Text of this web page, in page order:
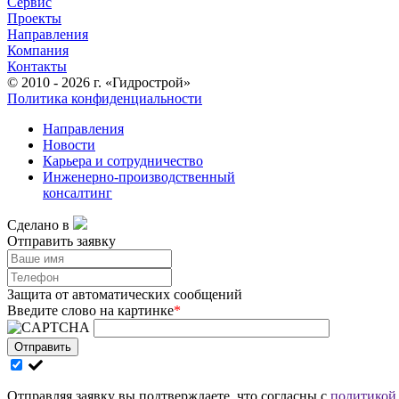
Проекты
Направления
Компания
Контакты
© 2010 - 2026 г. «Гидрострой»
Политика конфиденциальности
Направления
Новости
Карьера и сотрудничество
Инженерно-производственный
консалтинг
Сделано в
Отправить заявку
Защита от автоматических сообщений
Введите слово на картинке*
Отправить
Отправляя заявку вы подтверждаете, что согласны с